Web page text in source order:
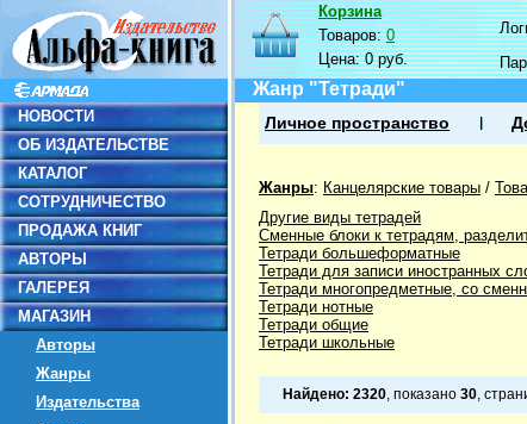
НОВОСТИ
ОБ ИЗДАТЕЛЬСТВЕ
КАТАЛОГ
СОТРУДНИЧЕСТВО
ПРОДАЖА КНИГ
АВТОРЫ
ГАЛЕРЕЯ
МАГАЗИН
Авторы
Жанры
Издательства
Корзина
Товаров:0
Цена:0 руб.
Жанр "Тетради"
Личное пространство
Жанры: Канцелярские товары /
Другие виды тетрадей
Сменные блоки к тетрадям,
Тетради большеформатные
Тетради для записи иностранных
Тетради многопредметные, со
Тетради нотные
Тетради общие
Тетради школьные
Найдено: 2320, показано 30,